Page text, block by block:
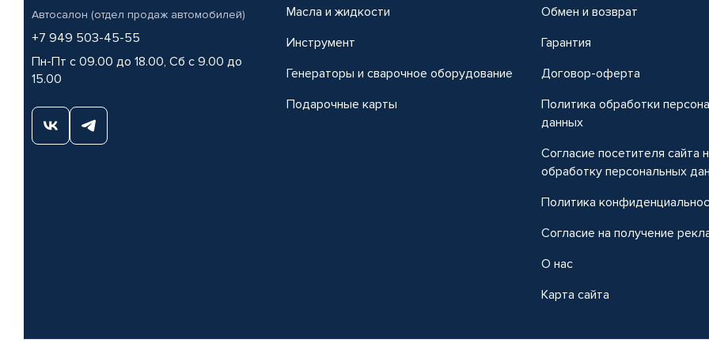
Автосалон (отдел продаж автомобилей)
+7 949 503-45-55
Пн-Пт с 09.00 до 18.00, Сб с 9.00 до
15.00
Масла и жидкости
Инструмент
Генераторы и сварочное оборудование
Подарочные карты
Обмен и возврат
Гарантия
Договор-оферта
Политика обработки
данных
Согласие посетителя сайта
обработку персональных
Политика
Согласие на получение
О нас
Карта сайта